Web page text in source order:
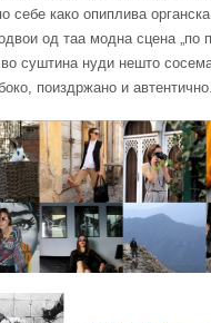
себе како опиплива органска
од таа модна сцена „по
суштина нуди нешто
поиздржано и автентично.